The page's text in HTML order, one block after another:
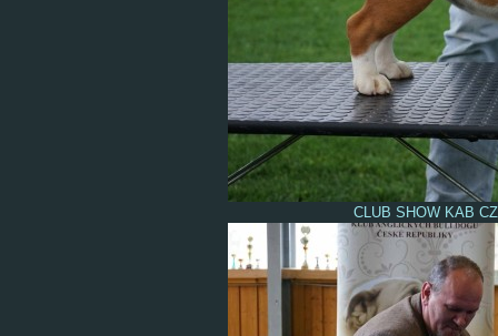
CLUB SHOW KAB